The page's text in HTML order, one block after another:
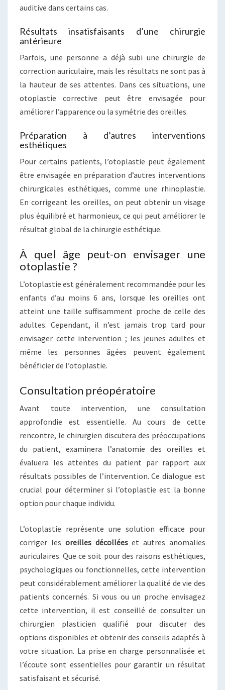
auditive dans certains cas.
Résultats insatisfaisants d’une chirurgie
antérieure
Parfois, une personne a déjà subi une chirurgie de
correction auriculaire, mais les résultats ne sont pas à
la hauteur de ses attentes. Dans ces situations, une
otoplastie corrective peut être envisagée pour
améliorer l’apparence ou la symétrie des oreilles.
Préparation à d’autres interventions
esthétiques
Pour certains patients, l’otoplastie peut également
être envisagée en préparation d’autres interventions
chirurgicales esthétiques, comme une rhinoplastie.
En corrigeant les oreilles, on peut obtenir un visage
plus équilibré et harmonieux, ce qui peut améliorer le
résultat global de la chirurgie esthétique.
À quel âge peut-on envisager une
otoplastie ?
L’otoplastie est généralement recommandée pour les
enfants d’au moins 6 ans, lorsque les oreilles ont
atteint une taille suffisamment proche de celle des
adultes. Cependant, il n’est jamais trop tard pour
envisager cette intervention ; les jeunes adultes et
même les personnes âgées peuvent également
bénéficier de l’otoplastie.
Consultation préopératoire
Avant toute intervention, une consultation
approfondie est essentielle. Au cours de cette
rencontre, le chirurgien discutera des préoccupations
du patient, examinera l’anatomie des oreilles et
évaluera les attentes du patient par rapport aux
résultats possibles de l’intervention. Ce dialogue est
crucial pour déterminer si l’otoplastie est la bonne
option pour chaque individu.
L’otoplastie représente une solution efficace pour
corriger les oreilles décolléeset autres anomalies
auriculaires. Que ce soit pour des raisons esthétiques,
psychologiques ou fonctionnelles, cette intervention
peut considérablement améliorer la qualité de vie des
patients concernés. Si vous ou un proche envisagez
cette intervention, il est conseillé de consulter un
chirurgien plasticien qualifié pour discuter des
options disponibles et obtenir des conseils adaptés à
votre situation. La prise en charge personnalisée et
l’écoute sont essentielles pour garantir un résultat
satisfaisant et sécurisé.